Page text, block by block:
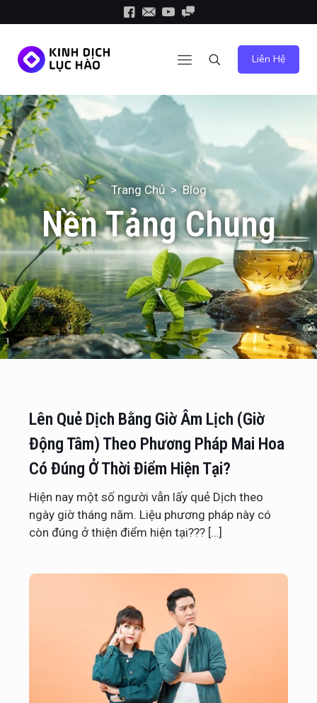
Liên Hệ
Trang Chủ> Blog
Nền Tảng Chung
Lên Quẻ Dịch Bằng Giờ Âm Lịch (Giờ
Động Tâm) Theo Phương Pháp Mai Hoa
Có Đúng Ở Thời Điểm Hiện Tại?
Hiện nay một số người vẫn lấy quẻ Dịch theo
ngày giờ tháng năm. Liệu phương pháp này có
còn đúng ở thiện điểm hiện tại??? […]